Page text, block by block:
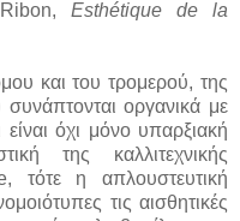
Esthétique de la
και του τρομερού, της
οργανικά με
όχι μόνο υπαρξιακή
της καλλιτεχνικής
τότε η απλουστευτική
τις αισθητικές